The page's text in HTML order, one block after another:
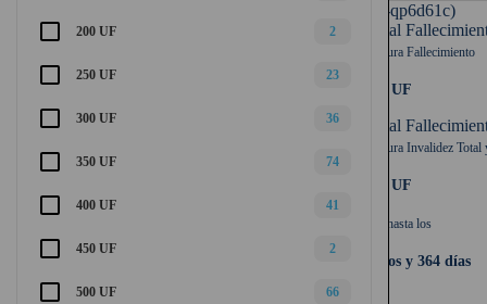
2
200 UF
23
250 UF
36
300 UF
74
350 UF
41
400 UF
2
450 UF
66
500 UF
UF (-qp6d61c)
Capital
Cobertura Fallecimiento
3.000 UF
Capital
Cobertura Invalidez Total
3.000 UF
Cubre hasta los
64 años y 364 días